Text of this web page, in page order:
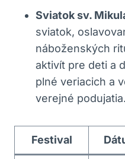
Sviatok sv.
sviatok,
náboženských
aktivít pre deti a
plné veriacich a
verejné podujatia.
Festival